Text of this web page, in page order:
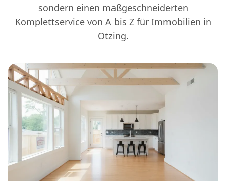
sondern einen maßgeschneiderten
Komplettservice von A bis Z für Immobilien in
Otzing.